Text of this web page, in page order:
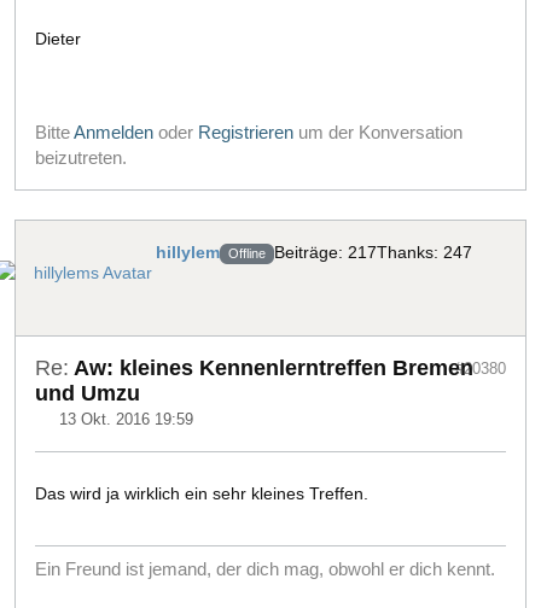
Dieter
BitteAnmelden oder Registrieren um der Konversation
beizutreten.
hillylem Offline Beiträge: 217Thanks: 247
Re: Aw: kleines Kennenlerntreffen Bremen
und Umzu
13 Okt. 2016 19:59
#20380
Das wird ja wirklich ein sehr kleines Treffen.
Ein Freund ist jemand, der dich mag, obwohl er dich kennt.